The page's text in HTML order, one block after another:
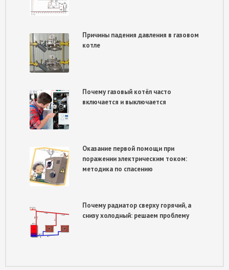
Причины падения давления в газовом
котле
Почему газовый котёл часто
включается и выключается
Оказание первой помощи при
поражении электрическим током:
методика по спасению
Почему радиатор сверху горячий, а
снизу холодный: решаем проблему